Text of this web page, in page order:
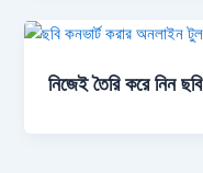
নিজেই তৈরি করে নিন